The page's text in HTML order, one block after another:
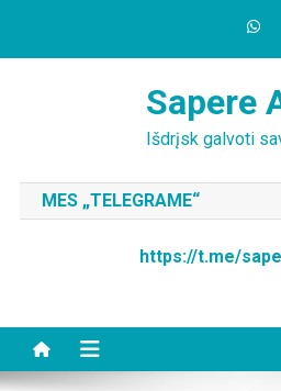
Sapere
Išdrįsk galvoti
MES „TELEGRAME“
https://t.me/